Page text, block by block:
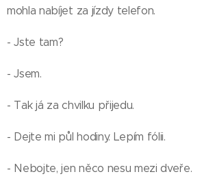
mohla nabíjet za jízdy telefon.
- Jste tam?
- Jsem.
- Tak já za chvilku přijedu.
- Dejte mi půl hodiny. Lepím fólii.
- Nebojte, jen něco nesu mezi dveře.